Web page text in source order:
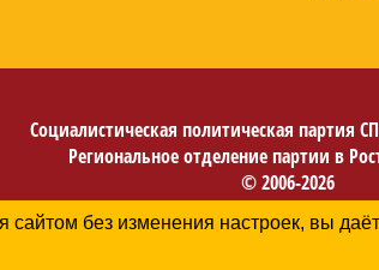
Социалистическая политическая партия
Региональное отделение партии в
© 2006-2026
Политика в отношении обработки
без изменения настроек, вы